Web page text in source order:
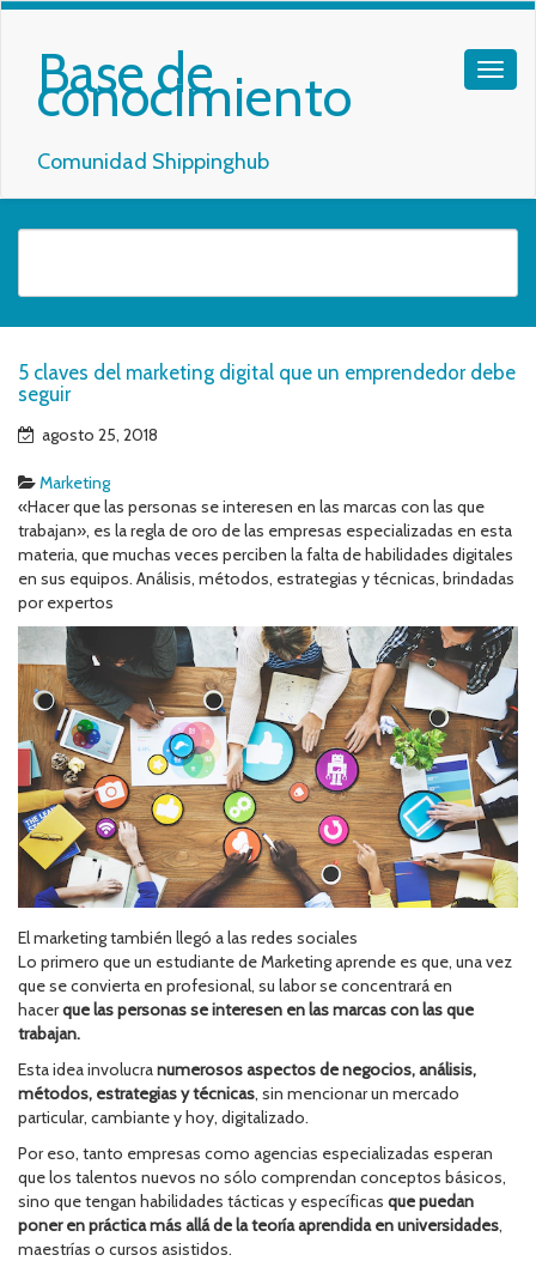
Base de
conocimiento
Comunidad Shippinghub
5 claves del marketing digital que un emprendedor debe
seguir
agosto 25, 2018
Marketing
«Hacer que las personas se interesen en las marcas con las que
trabajan», es la regla de oro de las empresas especializadas en esta
materia, que muchas veces perciben la falta de habilidades digitales
en sus equipos. Análisis, métodos, estrategias y técnicas, brindadas
por expertos
El marketing también llegó a las redes sociales
Lo primero que un estudiante de Marketing aprende es que, una vez
que se convierta en profesional, su labor se concentrará en
hacerque las personas se interesen en las marcas con las que
trabajan.
Esta idea involucranumerosos aspectos de negocios, análisis,
métodos, estrategias y técnicas, sin mencionar un mercado
particular, cambiante y hoy, digitalizado.
Por eso, tanto empresas como agencias especializadas esperan
que los talentos nuevos no sólo comprendan conceptos básicos,
sino que tengan habilidades tácticas y específicas que puedan
poner en práctica más allá de la teoría aprendida en universidades,
maestrías o cursos asistidos.